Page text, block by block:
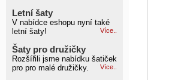
Letní šaty
V nabídce eshopu nyní také
letní šaty!
Více..
Šaty pro družičky
Rozšířili jsme nabídku šatiček
pro pro malé družičky.
Více..